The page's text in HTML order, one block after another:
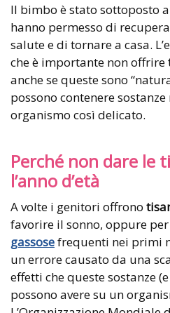
Il bimbo è stato sottoposto
hanno permesso di
salute e di tornare a casa.
che è importante non offrire
anche se queste sono
possono contenere
organismo così delicato.
Perché non dare le
l’anno d’età
A volte i genitori offrono
favorire il sonno, oppure
gassosefrequenti nei primi
un errore causato da una
effetti che queste sostanze
possono avere su un